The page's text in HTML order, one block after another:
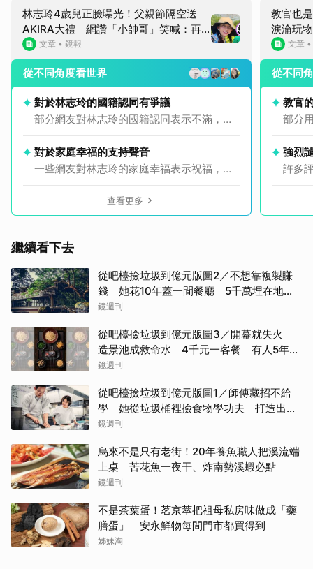
林志玲4歲兒正臉曝光！父親節隔空送
AKIRA大禮 網讚「小帥哥」笑喊：再
生一個
文章 • 鏡報
從不同角度看世界
對於林志玲的國籍認同有爭議
部分網友對林志玲的國籍認同表示不滿，認
台灣的版面出現。
對於家庭幸福的支持聲音
一些網友對林志玲的家庭幸福表示祝福，認
查看更多
教官也
淚淪玩
文章 •
從不同
教官
部分
懲罰
強烈
許多
繼續看下去
從吧檯撿垃圾到億元版圖2／不想靠複製賺
錢 她花10年蓋一間餐廳 5千萬埋在地下
瀕臨破產
鏡週刊
從吧檯撿垃圾到億元版圖3／開幕就失火
造景池成救命水 4千元一客餐 有人5年吃
了50次
鏡週刊
從吧檯撿垃圾到億元版圖1／師傅藏招不給
學 她從垃圾桶裡撿食物學功夫 打造出最
難訂的餐廳
鏡週刊
烏來不是只有老街！20年養魚職人把溪流端
上桌 苦花魚一夜干、炸南勢溪蝦必點
鏡週刊
不是茶葉蛋！茗京萃把祖母私房味做成「藥
膳蛋」 安永鮮物每間門市都買得到
姊妹淘